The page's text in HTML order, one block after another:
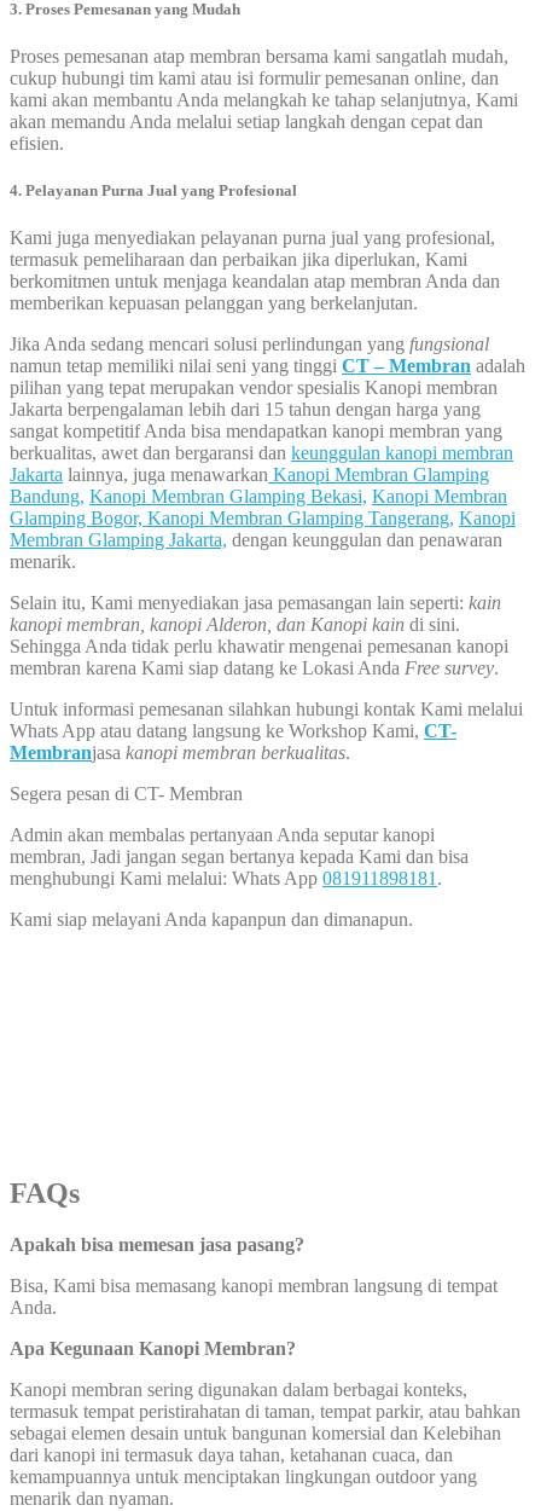
3. Proses Pemesanan yang Mudah
Proses pemesanan atap membran bersama kami sangatlah mudah,
cukup hubungi tim kami atau isi formulir pemesanan online, dan
kami akan membantu Anda melangkah ke tahap selanjutnya, Kami
akan memandu Anda melalui setiap langkah dengan cepat dan
efisien.
4. Pelayanan Purna Jual yang Profesional
Kami juga menyediakan pelayanan purna jual yang profesional,
termasuk pemeliharaan dan perbaikan jika diperlukan, Kami
berkomitmen untuk menjaga keandalan atap membran Anda dan
memberikan kepuasan pelanggan yang berkelanjutan.
Jika Anda sedang mencari solusi perlindungan yang fungsional
namun tetap memiliki nilai seni yang tinggi CT – Membran adalah
pilihan yang tepat merupakan vendor spesialis Kanopi membran
Jakarta berpengalaman lebih dari 15 tahun dengan harga yang
sangat kompetitif Anda bisa mendapatkan kanopi membran yang
berkualitas, awet dan bergaransi dan keunggulan kanopi membran
Jakarta lainnya, juga menawarkan Kanopi Membran Glamping
Bandung, Kanopi Membran Glamping Bekasi, Kanopi Membran
Glamping Bogor, Kanopi Membran Glamping Tangerang, Kanopi
Membran Glamping Jakarta, dengan keunggulan dan penawaran
menarik.
Selain itu, Kami menyediakan jasa pemasangan lain seperti: kain
kanopi membran, kanopi Alderon, dan Kanopi kain di sini.
Sehingga Anda tidak perlu khawatir mengenai pemesanan kanopi
membran karena Kami siap datang ke Lokasi Anda Free survey.
Untuk informasi pemesanan silahkan hubungi kontak Kami melalui
Whats App atau datang langsung ke Workshop Kami, CT-
Membranjasa kanopi membran berkualitas.
Segera pesan di CT- Membran
Admin akan membalas pertanyaan Anda seputar kanopi
membran, Jadi jangan segan bertanya kepada Kami dan bisa
menghubungi Kami melalui: Whats App 081911898181.
Kami siap melayani Anda kapanpun dan dimanapun.
FAQs
Apakah bisa memesan jasa pasang?
Bisa, Kami bisa memasang kanopi membran langsung di tempat
Anda.
Apa Kegunaan Kanopi Membran?
Kanopi membran sering digunakan dalam berbagai konteks,
termasuk tempat peristirahatan di taman, tempat parkir, atau bahkan
sebagai elemen desain untuk bangunan komersial dan Kelebihan
dari kanopi ini termasuk daya tahan, ketahanan cuaca, dan
kemampuannya untuk menciptakan lingkungan outdoor yang
menarik dan nyaman.